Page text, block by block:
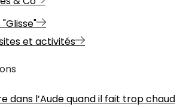
et activités
dans l’Aude quand il fait trop chaud